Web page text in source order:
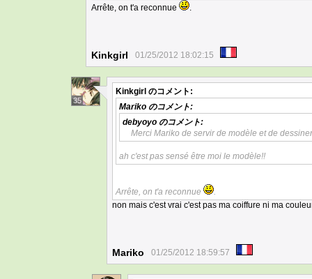
Arrête, on t'a reconnue
.
Kinkgirl 01/25/2012 18:02:15
35
Kinkgirl のコメント:
Mariko のコメント:
debyoyo のコメント:
Merci Mariko de servir de modèle et de
ah c'est pas sensé être moi le modèle!!
Arrête, on t'a reconnue
.
non mais c'est vrai c'est pas ma coiffure ni ma
Mariko 01/25/2012 18:59:57